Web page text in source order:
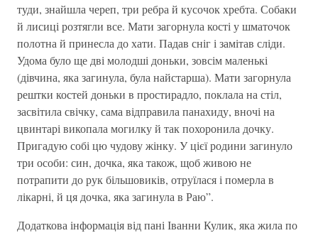
туди, знайшла череп, три ребра й кусочок хребта. Собаки
й лисиці розтягли все. Мати загорнула кості у шматочок
полотна й принесла до хати. Падав сніг і замітав сліди.
Удома було ще дві молодші доньки, зовсім маленькі
(дівчина, яка загинула, була найстарша). Мати загорнула
рештки костей доньки в простирадло, поклала на стіл,
засвітила свічку, сама відправила панахиду, вночі на
цвинтарі викопала могилку й так похоронила дочку.
Пригадую собі цю чудову жінку. У цієї родини загинуло
три особи: син, дочка, яка також, щоб живою не
потрапити до рук більшовиків, отруїлася і померла в
лікарні, й ця дочка, яка загинула в Раю”.
Додаткова інформація від пані Іванни Кулик, яка жила по